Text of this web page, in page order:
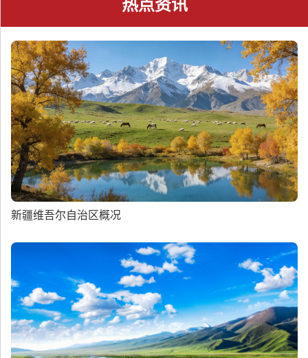
热点资讯
新疆维吾尔自治区概况